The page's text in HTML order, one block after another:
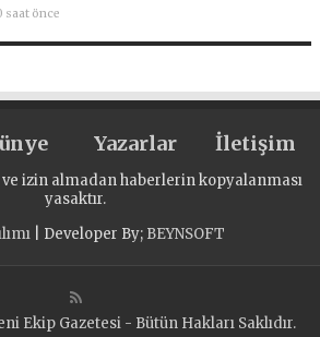
saat önce
Yazarlar İletişim
izin almadan haberlerin kopyalanması
yasaktır.
| Developer By; BEYNSOFT
Ekip Gazetesi - Bütün Hakları Saklıdır.